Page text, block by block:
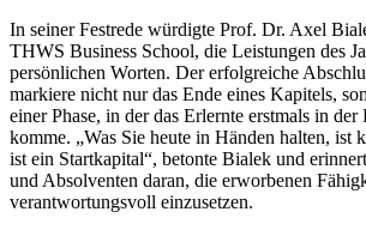
In seiner Festrede würdigte Prof. Dr. Axel
THWS Business School, die Leistungen des
persönlichen Worten. Der erfolgreiche
markiere nicht nur das Ende eines Kapitels,
einer Phase, in der das Erlernte erstmals in der
komme. „Was Sie heute in Händen halten, ist
ist ein Startkapital“, betonte Bialek und
und Absolventen daran, die erworbenen
verantwortungsvoll einzusetzen.